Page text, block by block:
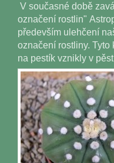
V současné době
označení rostlin"
především ulehčení
označení rostliny.
na pestík vznikly v